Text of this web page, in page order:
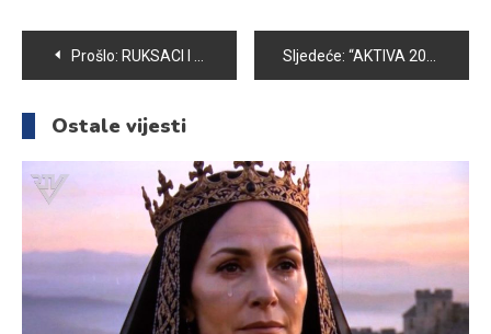
Navigacija
članaka
Prošlo: RUKSACI I ŠKOLSKI PRIBOR ZA ĐAKE PRVAKE U OŠ “MIRSAD PRNJAVORAC” Sljedeće: “AKTIVA 2014” U MISIJI OČUVANJA OKOLIŠA
Ostale vijesti